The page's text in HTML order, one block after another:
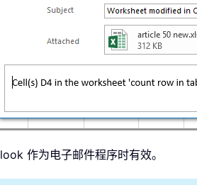
作为电子邮件程序时有效。